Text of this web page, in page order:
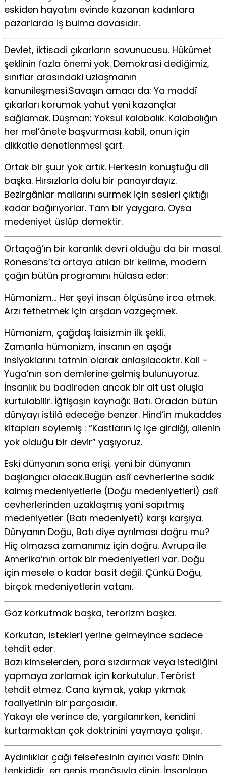
eskiden hayatını evinde kazanan kadınlara
pazarlarda iş bulma davasıdır.
Devlet, iktisadi çıkarların savunucusu. Hükümet
şeklinin fazla önemi yok. Demokrasi dediğimiz,
sınıflar arasındaki uzlaşmanın
kanunileşmesi.Savaşın amacı da: Ya maddî
çıkarları korumak yahut yeni kazançlar
sağlamak. Düşman: Yoksul kalabalık. Kalabalığın
her mel’ânete başvurması kabil, onun için
dikkatle denetlenmesi şart.
Ortak bir şuur yok artık. Herkesin konuştuğu dil
başka. Hırsızlarla dolu bir panayırdayız.
Bezirgânlar mallarını sürmek için sesleri çıktığı
kadar bağırıyorlar. Tam bir yaygara. Oysa
medeniyet üslûp demektir.
Ortaçağ’ın bir karanlık devri olduğu da bir masal.
Rönesans’ta ortaya atılan bir kelime, modern
çağın bütün programını hülasa eder:
Hümanizm… Her şeyi insan ölçüsüne irca etmek.
Arzı fethetmek için arşdan vazgeçmek.
Hümanizm, çağdaş laisizmin ilk şekli.
Zamanla hümanizm, insanın en aşağı
insiyaklarını tatmin olarak anlaşılacaktır. Kali –
Yuga’nın son demlerine gelmiş bulunuyoruz.
İnsanlık bu badireden ancak bir alt üst oluşla
kurtulabilir. İğtişaşın kaynağı: Batı. Oradan bütün
dünyayı istilâ edeceğe benzer. Hind’in mukaddes
kitapları söylemiş : “Kastların iç içe girdiği, ailenin
yok olduğu bir devir” yaşıyoruz.
Eski dünyanın sona erişi, yeni bir dünyanın
başlangıcı olacak.Bugün aslî cevherlerine sadık
kalmış medeniyetlerle (Doğu medeniyetleri) aslî
cevherlerinden uzaklaşmış yani sapıtmış
medeniyetler (Batı medeniyeti) karşı karşıya.
Dünyanın Doğu, Batı diye ayrılması doğru mu?
Hiç olmazsa zamanımız için doğru. Avrupa ile
Amerika’nın ortak bir medeniyetleri var. Doğu
için mesele o kadar basit değil. Çünkü Doğu,
birçok medeniyetlerin vatanı.
Göz korkutmak başka, terörizm başka.
Korkutan, istekleri yerine gelmeyince sadece
tehdit eder.
Bazı kimselerden, para sızdırmak veya istediğini
yapmaya zorlamak için korkutulur. Terörist
tehdit etmez. Cana kıymak, yakıp yıkmak
faaliyetinin bir parçasıdır.
Yakayı ele verince de, yargılanırken, kendini
kurtarmaktan çok doktrinini yaymaya çalışır.
Aydınlıklar çağı felsefesinin ayırıcı vasfı: Dinin